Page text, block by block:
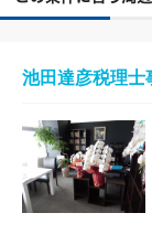
池田達彦税理士